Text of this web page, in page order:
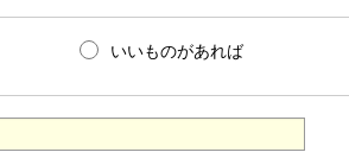
いいものがあれば